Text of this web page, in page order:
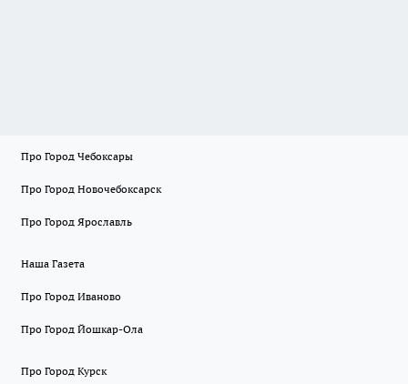
Про Город Чебоксары
Про Город Новочебоксарск
Про Город Ярославль
Наша Газета
Про Город Иваново
Про Город Йошкар-Ола
Про Город Курск